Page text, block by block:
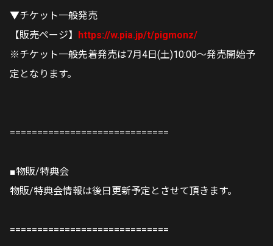
▼チケット一般発売
【販売ページ】 https://w.pia.jp/t/pigmonz/
※チケット一般先着発売は7月4日(土)10:00〜発売開始予
定となります。
=============================
■物販/特典会
物販/特典会情報は後日更新予定とさせて頂きます。
=============================